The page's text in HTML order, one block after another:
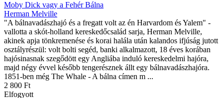
Moby Dick vagy a Fehér Bálna
Herman Melville
"A bálnavadászhajó és a fregatt volt az én Harvardom és Yalem" -
vallotta a skót-holland kereskedőcsalád sarja, Herman Melville,
akinek apja tönkremenése és korai halála után kalandos ifjúság jutott
osztályrészül: volt bolti segéd, banki alkalmazott, 18 éves korában
hajósinasnak szegődött egy Angliába induló kereskedelmi hajóra,
majd négy évvel később tengerésznek állt egy bálnavadászhajóra.
1851-ben még The Whale - A bálna címen m ...
2 800 Ft
Elfogyott